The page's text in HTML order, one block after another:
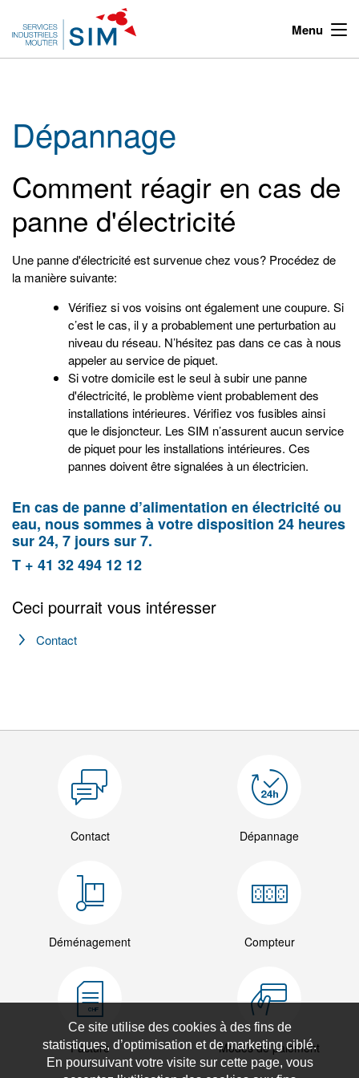
Menu
Dépannage
Comment réagir en cas de
panne d'électricité
Une panne d'électricité est survenue chez vous? Procédez de
la manière suivante:
Vérifiez si vos voisins ont également une coupure. Si
c’est le cas, il y a probablement une perturbation au
niveau du réseau. N’hésitez pas dans ce cas à nous
appeler au service de piquet.
Si votre domicile est le seul à subir une panne
d'électricité, le problème vient probablement des
installations intérieures. Vérifiez vos fusibles ainsi
que le disjoncteur. Les SIM n’assurent aucun service
de piquet pour les installations intérieures. Ces
pannes doivent être signalées à un électricien.
En cas de panne d’alimentation en électricité ou
eau, nous sommes à votre disposition 24 heures
sur 24, 7 jours sur 7.
T + 41 32 494 12 12
Ceci pourrait vous intéresser
Contact
Contact Dépannage
Déménagement Compteur
Facture Modes de paiement
Ce site utilise des cookies à des fins de
statistiques, d’optimisation et de marketing ciblé.
En poursuivant votre visite sur cette page, vous